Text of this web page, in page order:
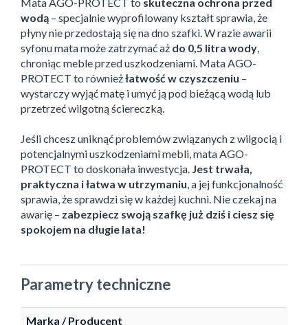
wodą – specjalnie wyprofilowany kształt sprawia, że
płyny nie przedostają się na dno szafki. W razie awarii
syfonu mata może zatrzymać aż do 0,5 litra wody,
chroniąc meble przed uszkodzeniami. Mata AGO-
PROTECT to równieżłatwość w czyszczeniu –
wystarczy wyjąć matę i umyć ją pod bieżącą wodą lub
przetrzeć wilgotną ściereczką.
Jeśli chcesz uniknąć problemów związanych z wilgocią i
potencjalnymi uszkodzeniami mebli, mata AGO-
PROTECT to doskonała inwestycja. Jest trwała,
praktyczna i łatwa w utrzymaniu, a jej funkcjonalność
sprawia, że sprawdzi się w każdej kuchni. Nie czekaj na
awarię – zabezpiecz swoją szafkę już dziś i ciesz się
spokojem na długie lata!
Parametry techniczne
Marka / Producent